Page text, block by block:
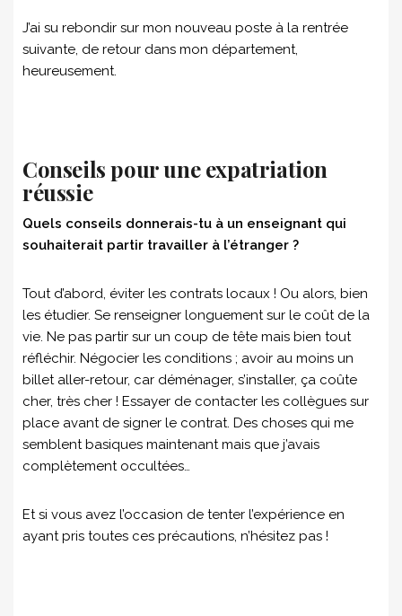
J’ai su rebondir sur mon nouveau poste à la rentrée
suivante, de retour dans mon département,
heureusement.
Conseils pour une expatriation
réussie
Quels conseils donnerais-tu à un enseignant qui
souhaiterait partir travailler à l’étranger ?
Tout d’abord, éviter les contrats locaux ! Ou alors, bien
les étudier. Se renseigner longuement sur le coût de la
vie. Ne pas partir sur un coup de tête mais bien tout
réfléchir. Négocier les conditions ; avoir au moins un
billet aller-retour, car déménager, s’installer, ça coûte
cher, très cher ! Essayer de contacter les collègues sur
place avant de signer le contrat. Des choses qui me
semblent basiques maintenant mais que j’avais
complètement occultées…
Et si vous avez l’occasion de tenter l’expérience en
ayant pris toutes ces précautions, n’hésitez pas !